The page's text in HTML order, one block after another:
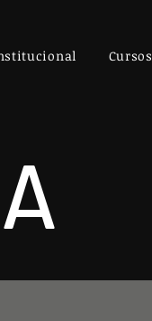
Cursos